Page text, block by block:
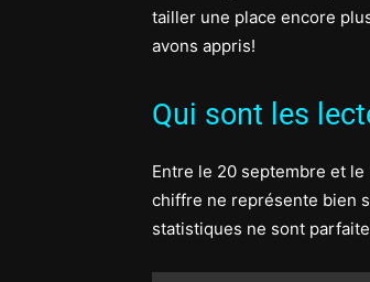
tailler une place encore
avons appris!
Qui sont les
Entre le 20 septembre et
chiffre ne représente bien
statistiques ne sont